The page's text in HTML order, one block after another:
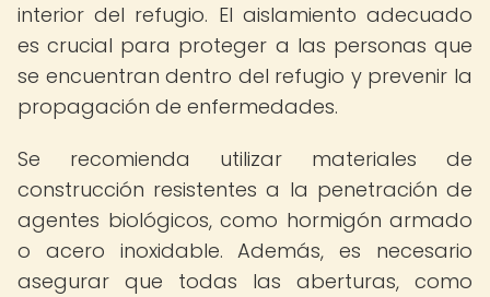
interior del refugio. El aislamiento adecuado
es crucial para proteger a las personas que
se encuentran dentro del refugio y prevenir la
propagación de enfermedades.
Se recomienda utilizar materiales de
construcción resistentes a la penetración de
agentes biológicos, como hormigón armado
o acero inoxidable. Además, es necesario
asegurar que todas las aberturas, como